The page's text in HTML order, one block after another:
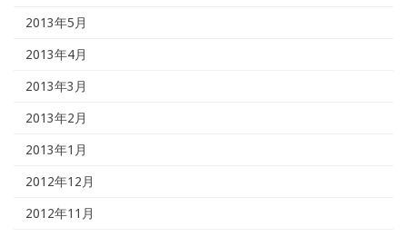
2013年5月
2013年4月
2013年3月
2013年2月
2013年1月
2012年12月
2012年11月